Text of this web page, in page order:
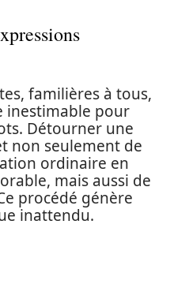
familières à tous,
inestimable pour
Détourner une
non seulement de
ordinaire en
mais aussi de
procédé génère
inattendu.